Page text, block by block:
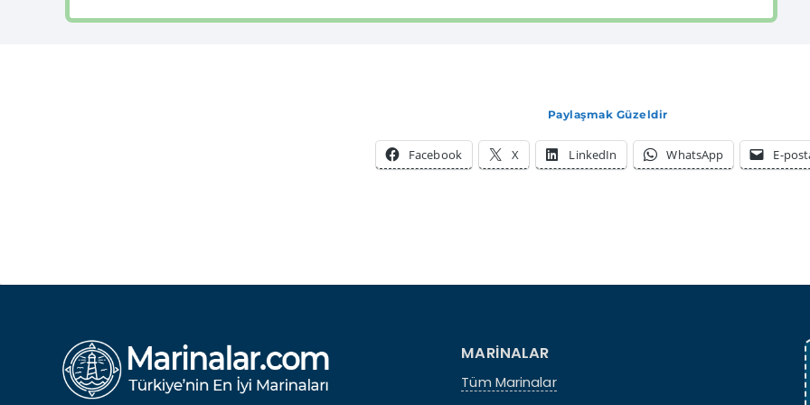
Paylaşmak Güzeldir
Facebook X LinkedIn WhatsApp E-
MARİNALAR
Tüm Marinalar